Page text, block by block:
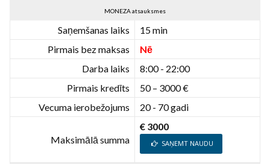
MONEZA atsauksmes
Saņemšanas laiks
15 min
Pirmais bez maksas
Nē
Darba laiks
8:00 - 22:00
Pirmais kredīts
50 – 3000 €
Vecuma ierobežojums
20 - 70 gadi
Maksimālā summa
€ 3000
SAŅEMT NAUDU